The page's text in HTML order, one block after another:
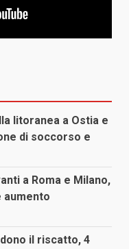
litoranea a Ostia e
di soccorso e
a Roma e Milano,
aumento
il riscatto, 4